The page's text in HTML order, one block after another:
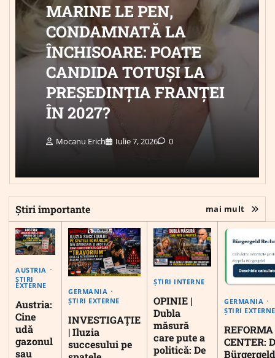
MARINE LE PEN,
CONDAMNATĂ LA
ÎNCHISOARE: POATE
CANDIDA TOTUȘI LA
PREȘEDINȚIA FRANȚEI
ÎN 2027?
Mocanu Erich Iulie 7, 2026 0
Știri importante mai mult
AUSTRIA
ȘTIRI
EXTERNE
Austria:
Cine
udă
gazonul
sau
GERMANIA
ȘTIRI EXTERNE
INVESTIGAȚIE
| Iluzia
succesului pe
ȘTIRI INTERNE
OPINIE |
Dubla
măsură
care pute a
politică: De
GERMANIA
ȘTIRI EXTERNE
CENTER: